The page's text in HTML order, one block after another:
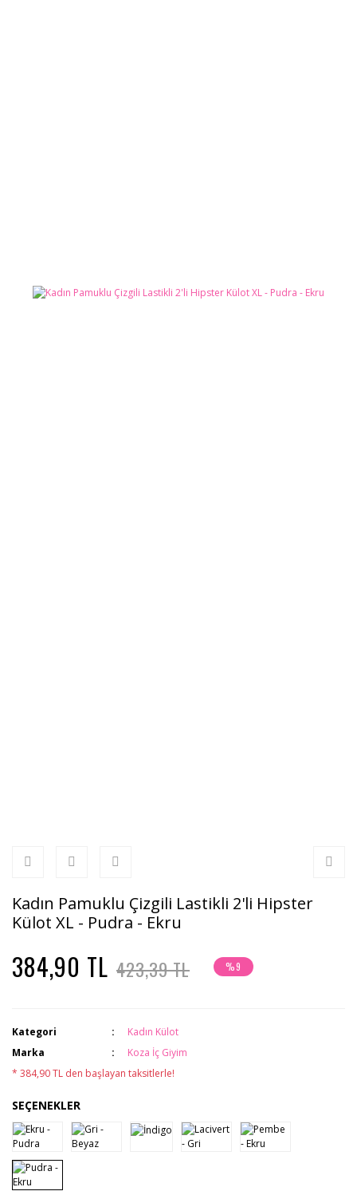
Kadın Pamuklu Çizgili Lastikli 2'li Hipster
Külot XL - Pudra - Ekru
384,90 TL 423,39 TL %9
Kategori
Kadın Külot
Marka
Koza İç Giyim
* 384,90 TL den başlayan taksitlerle!
SEÇENEKLER